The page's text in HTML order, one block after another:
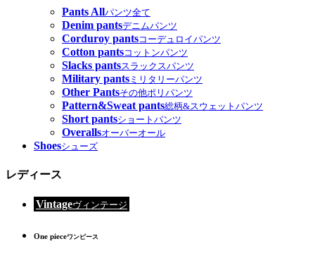
Pants Allパンツ全て
Denim pantsデニムパンツ
Corduroy pantsコーデュロイパンツ
Cotton pantsコットンパンツ
Slacks pantsスラックスパンツ
Military pants ミリタリーパンツ
Other Pantsその他ポリパンツ
Pattern&Sweat pants総柄&スウェットパンツ
Short pantsショートパンツ
Overallsオーバーオール
Shoesシューズ
レディース
Vintageヴィンテージ
One pieceワンピース